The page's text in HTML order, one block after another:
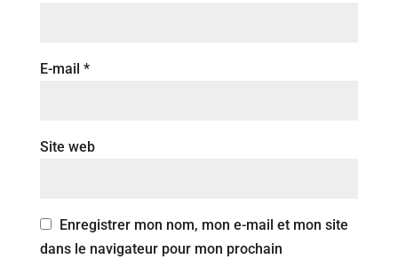
E-mail *
Site web
Enregistrer mon nom, mon e-mail et mon site
dans le navigateur pour mon prochain